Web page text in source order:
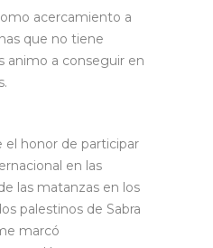
acercamiento a
que no tiene
animo a conseguir en
el honor de participar
en las
las matanzas en los
palestinos de Sabra
marcó